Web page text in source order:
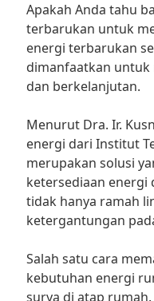
Apakah Anda tahu
terbarukan untuk
energi terbarukan
dimanfaatkan
dan berkelanjutan.
Menurut Dra. Ir.
energi dari Institut
merupakan solusi
ketersediaan energi
tidak hanya ramah
ketergantungan
Salah satu cara
kebutuhan energi
surya di atap